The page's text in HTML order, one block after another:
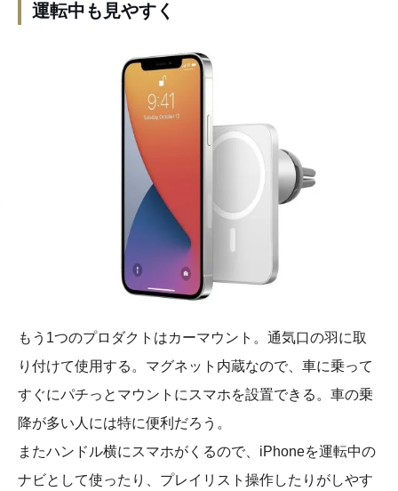
運転中も見やすく
もう1つのプロダクトはカーマウント。通気口の羽に取
り付けて使用する。マグネット内蔵なので、車に乗って
すぐにパチっとマウントにスマホを設置できる。車の乗
降が多い人には特に便利だろう。
またハンドル横にスマホがくるので、iPhoneを運転中の
ナビとして使ったり、プレイリスト操作したりがしやす